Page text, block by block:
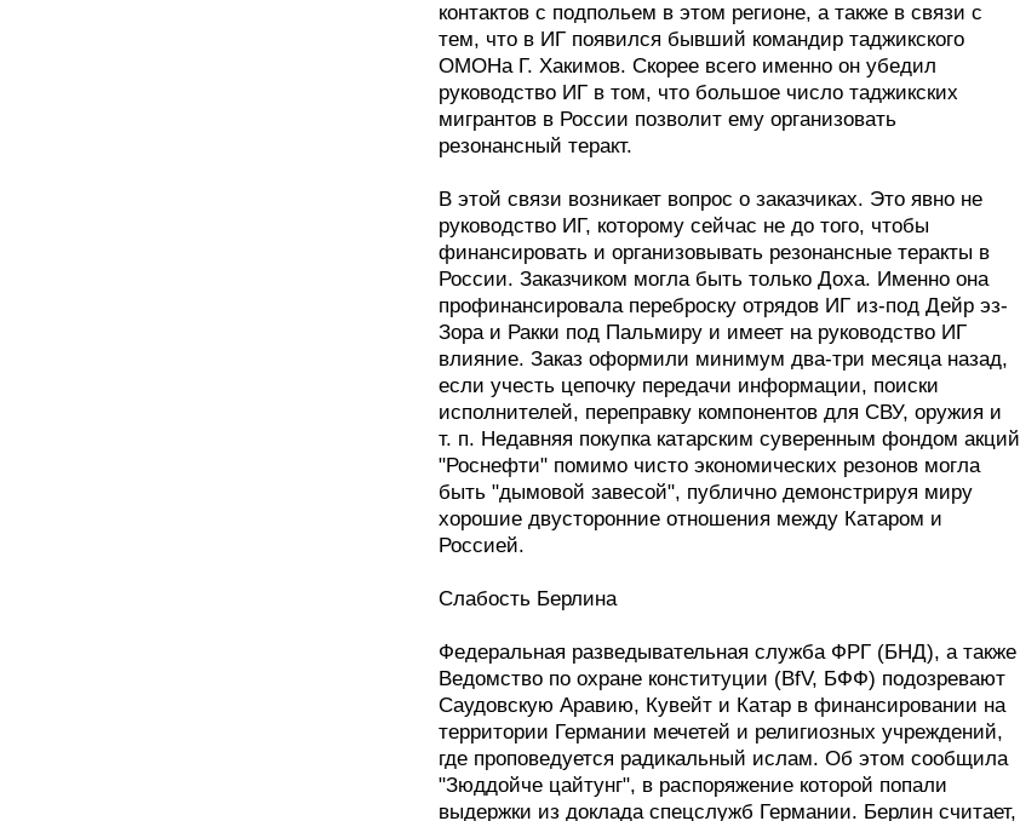
контактов с подпольем в этом регионе, а также в связи с
тем, что в ИГ появился бывший командир таджикского
ОМОНа Г. Хакимов. Скорее всего именно он убедил
руководство ИГ в том, что большое число таджикских
мигрантов в России позволит ему организовать
резонансный теракт.
В этой связи возникает вопрос о заказчиках. Это явно не
руководство ИГ, которому сейчас не до того, чтобы
финансировать и организовывать резонансные теракты в
России. Заказчиком могла быть только Доха. Именно она
профинансировала переброску отрядов ИГ из-под Дейр эз-
Зора и Ракки под Пальмиру и имеет на руководство ИГ
влияние. Заказ оформили минимум два-три месяца назад,
если учесть цепочку передачи информации, поиски
исполнителей, переправку компонентов для СВУ, оружия и
т. п. Недавняя покупка катарским суверенным фондом акций
"Роснефти" помимо чисто экономических резонов могла
быть "дымовой завесой", публично демонстрируя миру
хорошие двусторонние отношения между Катаром и
Россией.
Слабость Берлина
Федеральная разведывательная служба ФРГ (БНД), а также
Ведомство по охране конституции (BfV, БФФ) подозревают
Саудовскую Аравию, Кувейт и Катар в финансировании на
территории Германии мечетей и религиозных учреждений,
где проповедуется радикальный ислам. Об этом сообщила
"Зюддойче цайтунг", в распоряжение которой попали
выдержки из доклада спецслужб Германии. Берлин считает,